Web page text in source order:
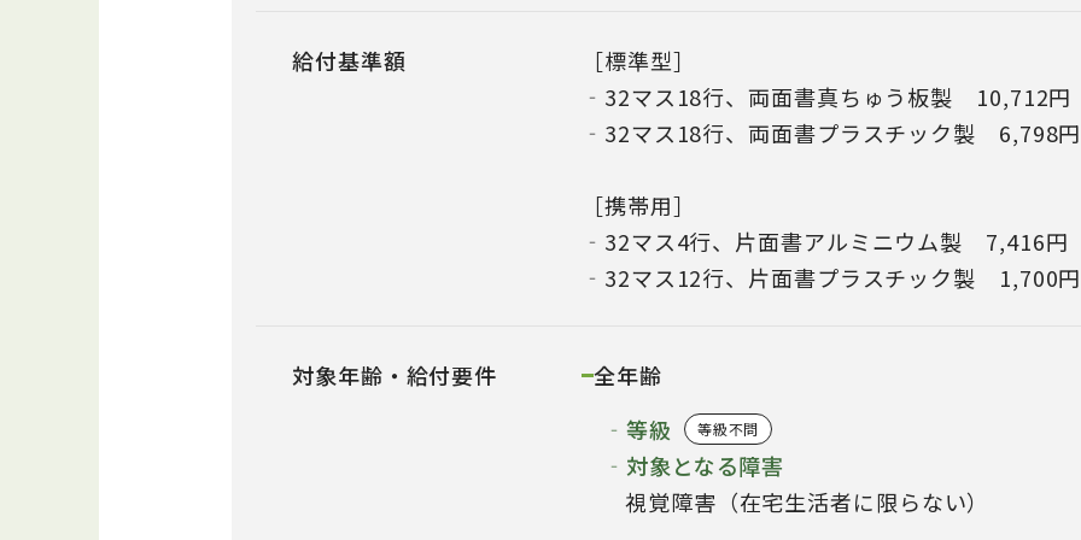
給付基準額
［標準型］
‐32マス18行、両面書真ちゅう板製 10,712円
‐32マス18行、両面書プラスチック製 6,798円
［携帯用］
‐32マス4行、片面書アルミニウム製 7,416円
‐32マス12行、片面書プラスチック製 1,700円
対象年齢・給付要件
全年齢
‐等級
等級不問
‐対象となる障害
視覚障害（在宅生活者に限らない）